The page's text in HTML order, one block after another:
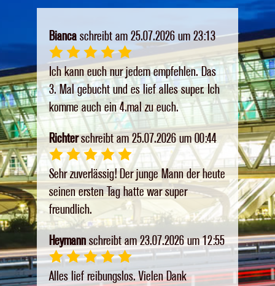
Biancaschreibt am 25.07.2026 um 23:13
Ich kann euch nur jedem empfehlen. Das
3. Mal gebucht und es lief alles super. Ich
komme auch ein 4.mal zu euch.
Richterschreibt am 25.07.2026 um 00:44
Sehr zuverlässig! Der junge Mann der heute
seinen ersten Tag hatte war super
freundlich.
Heymannschreibt am 23.07.2026 um 12:55
Alles lief reibungslos. Vielen Dank